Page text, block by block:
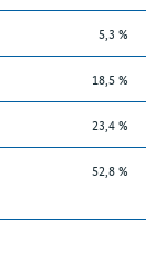
5,3 %
18,5 %
23,4 %
52,8 %